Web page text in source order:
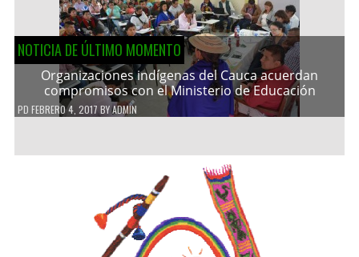
NOTICIA DE ÚLTIMO MOMENTO
Organizaciones indígenas del Cauca acuerdan
compromisos con el Ministerio de Educación
PD FEBRERO 4, 2017 BYADMIN